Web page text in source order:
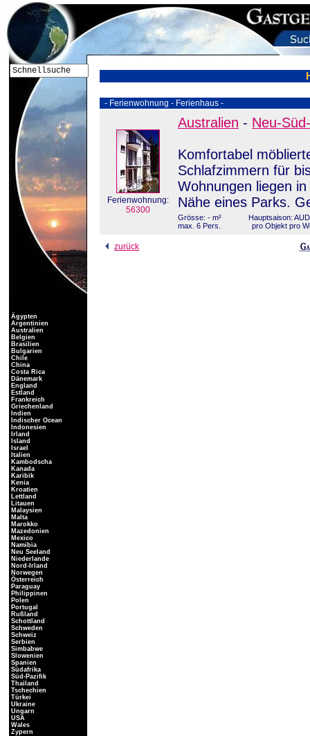
- Ferienwohnung - Ferienhaus -
Ferienwohnung:
56300
Australien - Neu-
Komfortabel
Schlafzimmern für
Wohnungen liegen
Nähe eines Parks.
Grösse: - m²
max. 6 Pers.
Hauptsaison:
pro Objekt pro
zurück
Ägypten
Argentinien
Australien
Belgien
Brasilien
Bulgarien
Chile
China
Costa Rica
Dänemark
England
Estland
Frankreich
Griechenland
Indien
Indischer Ocean
Indonesien
Irland
Island
Israel
Italien
Kambodscha
Kanada
Karibik
Kenia
Kroatien
Lettland
Litauen
Malaysien
Malta
Marokko
Mazedonien
Mexico
Namibia
Neu Seeland
Niederlande
Nord-Irland
Norwegen
Österreich
Paraguay
Philippinen
Polen
Portugal
Rußland
Schottland
Schweden
Schweiz
Serbien
Simbabwe
Slowenien
Spanien
Südafrika
Süd-Pazifik
Thailand
Tschechien
Türkei
Ukraine
Ungarn
USA
Wales
Zypern